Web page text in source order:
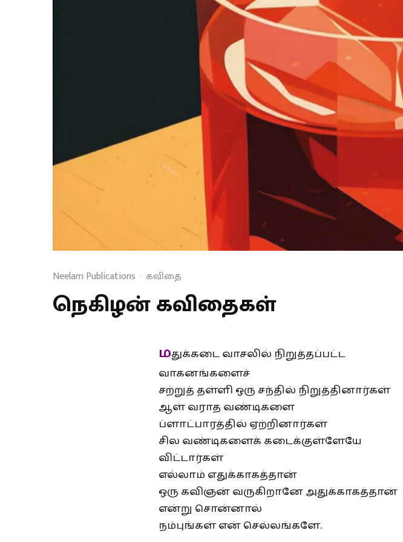
Neelam Publications · கவிதை
நெகிழன் கவிதைகள்
மதுக்கடை வாசலில் நிறுத்தப்பட்ட
வாகனங்களைச்
சற்றுத் தள்ளி ஒரு சந்தில் நிறுத்தினார்கள்
ஆள் வராத வண்டிகளை
ப்ளாட்பாரத்தில் ஏற்றினார்கள்
சில வண்டிகளைக் கடைக்குள்ளேயே
விட்டார்கள்
எல்லாம் எதுக்காகத்தான்
ஒரு கவிஞன் வருகிறானே அதுக்காகத்தான்
என்று சொன்னால்
நம்புங்கள் என் செல்லங்களே.